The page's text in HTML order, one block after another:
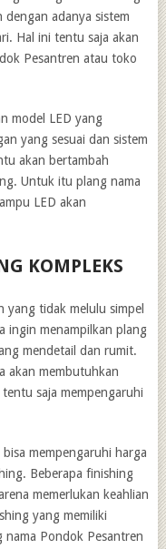
adanya sistem
Hal ini tentu saja akan
Pesantren atau toko
model LED yang
yang sesuai dan sistem
akan bertambah
Untuk itu plang nama
LED akan
KOMPLEKS
yang tidak melulu simpel
ingin menampilkan plang
mendetail dan rumit.
akan membutuhkan
saja mempengaruhi
mempengaruhi harga
Beberapa finishing
memerlukan keahlian
yang memiliki
nama Pondok Pesantren